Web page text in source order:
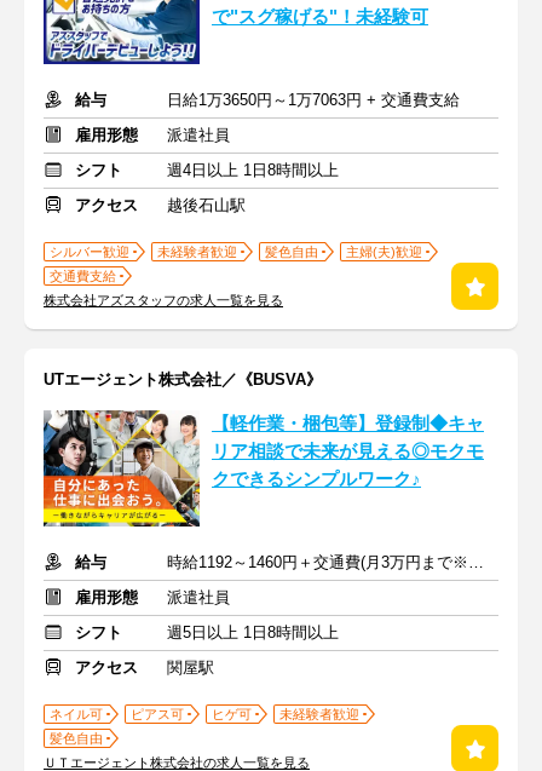
で"スグ稼げる"！未経験可
給与
日給1万3650円～1万7063円 + 交通費支給
雇用形態
派遣社員
シフト
週4日以上 1日8時間以上
アクセス
越後石山駅
シルバー歓迎 未経験者歓迎 髪色自由
主婦(夫)歓迎
交通費支給
株式会社アズスタッフの求人一覧を見る
UTエージェント株式会社／《BUSVA》
【軽作業・梱包等】登録制◆キャ
リア相談で未来が見える◎モクモ
クできるシンプルワーク♪
給与
時給1192～1460円＋交通費(月3万円まで※規定あり)
雇用形態
派遣社員
シフト
週5日以上 1日8時間以上
アクセス
関屋駅
ネイル可 ピアス可 ヒゲ可
未経験者歓迎
髪色自由
ＵＴエージェント株式会社の求人一覧を見る